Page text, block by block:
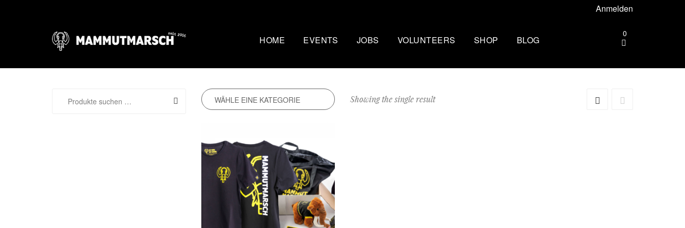
Anmelden
0
HOME EVENTS
– 75/100 KM
Mammutmarsch Bremen –
Mammutmarsch Hannover –
30/42/55 KM
Mammutmarsch Dortmund –
30/42/55 KM
Mammutmarsch München –
30/50 KM
JOBS VOLUNTEERS SHOP BLOG
Showing the single result